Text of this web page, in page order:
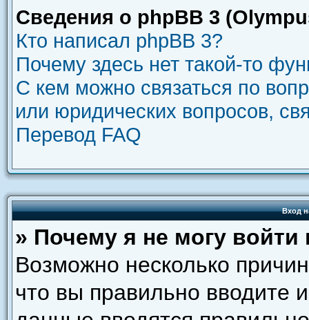
Сведения о phpBB 3
Кто написал phpBB 3?
Почему здесь нет такой-то
С кем можно связаться по
или юридических вопросов,
Перевод FAQ
Вход
» Почему я не могу
Возможно несколько
что вы правильно вводите